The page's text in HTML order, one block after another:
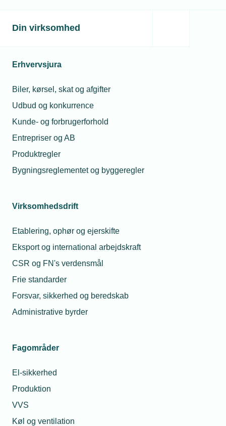
Din virksomhed
Erhvervsjura
Biler, kørsel, skat og afgifter
Udbud og konkurrence
Kunde- og forbrugerforhold
Entrepriser og AB
Produktregler
Bygningsreglementet og byggeregler
Virksomhedsdrift
Etablering, ophør og ejerskifte
Eksport og international arbejdskraft
CSR og FN's verdensmål
Frie standarder
Forsvar, sikkerhed og beredskab
Administrative byrder
Fagområder
El-sikkerhed
Produktion
VVS
Køl og ventilation